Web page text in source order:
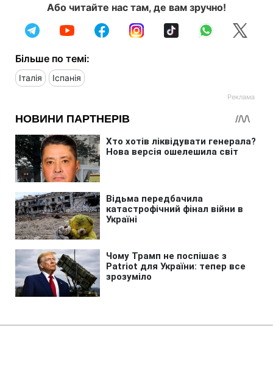
Або читайте нас там, де вам зручно!
Більше по темі:
Італія Іспанія